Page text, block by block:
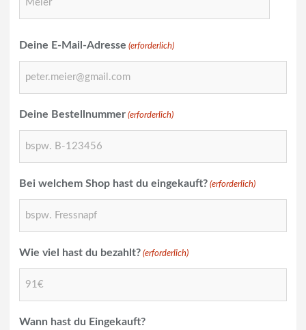
Deine E-Mail-Adresse (erforderlich)
Deine Bestellnummer (erforderlich)
Bei welchem Shop hast du eingekauft? (erforderlich)
Wie viel hast du bezahlt? (erforderlich)
Wann hast du Eingekauft?